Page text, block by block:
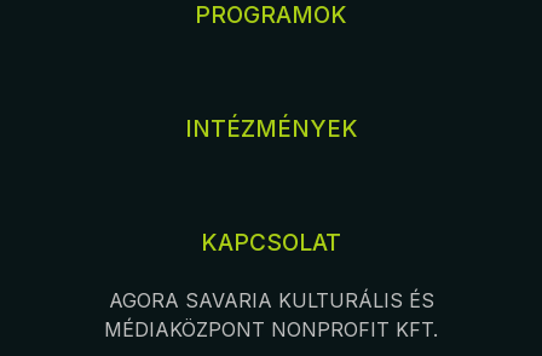
PROGRAMOK
INTÉZMÉNYEK
KAPCSOLAT
AGORA SAVARIA KULTURÁLIS ÉS
MÉDIAKÖZPONT NONPROFIT KFT.